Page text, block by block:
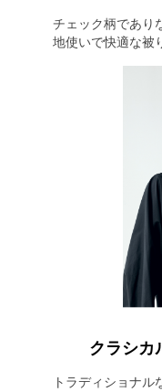
チェック柄であり
地使いで快適な被
クラシカ
トラディショナ